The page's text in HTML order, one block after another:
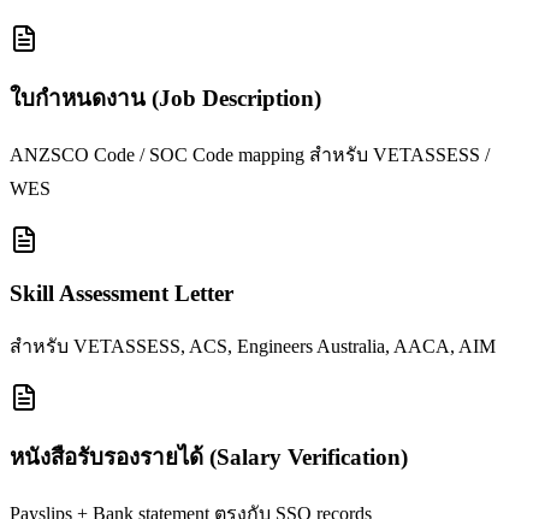
ใบกำหนดงาน (Job Description)
ANZSCO Code / SOC Code mapping สำหรับ VETASSESS /
WES
Skill Assessment Letter
สำหรับ VETASSESS, ACS, Engineers Australia, AACA, AIM
หนังสือรับรองรายได้ (Salary Verification)
Payslips + Bank statement ตรงกับ SSO records